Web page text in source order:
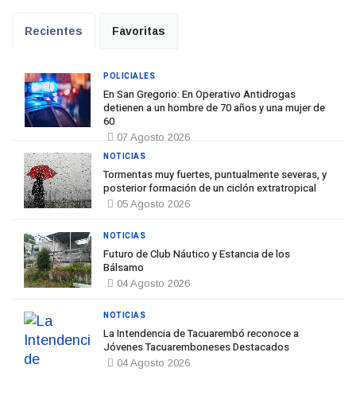
Recientes Favoritas
En San Gregorio: En Operativo Antidrogas
detienen a un hombre de 70 años y una mujer de
60
07 Agosto 2026
POLICIALES
Tormentas muy fuertes, puntualmente severas, y
posterior formación de un ciclón extratropical
05 Agosto 2026
NOTICIAS
Futuro de Club Náutico y Estancia de los
Bálsamo
04 Agosto 2026
NOTICIAS
La Intendencia de Tacuarembó reconoce a
Jóvenes Tacuaremboneses Destacados
04 Agosto 2026
NOTICIAS